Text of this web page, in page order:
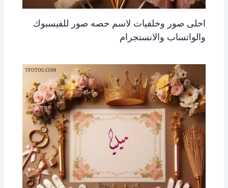
احلى صور وخلفيات لاسم حصه صور للفيسبوك
والواتساب والانستجرام